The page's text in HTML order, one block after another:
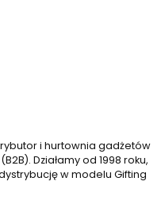
i hurtownia gadżetów
Działamy od 1998 roku,
w modelu Gifting